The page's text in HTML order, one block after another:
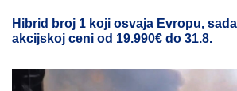
Hibrid broj 1 koji osvaja Evropu,
akcijskoj ceni od 19.990€ do 31.8.